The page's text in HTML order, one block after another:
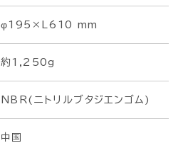
φ195×L610 mm
約1,250g
NBR(ニトリルブタジエンゴム)
中国